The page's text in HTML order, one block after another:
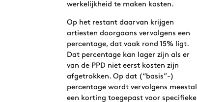
werkelijkheid te maken kosten.
Op het restant daarvan krijgen
artiesten doorgaans vervolgens een
percentage, dat vaak rond 15% ligt.
Dat percentage kan lager zijn als er
van de PPD niet eerst kosten zijn
afgetrokken. Op dat (“basis”-)
percentage wordt vervolgens meestal
een korting toegepast voor specifieke